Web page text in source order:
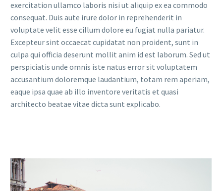
exercitation ullamco laboris nisi ut aliquip ex ea commodo
consequat. Duis aute irure dolor in reprehenderit in
voluptate velit esse cillum dolore eu fugiat nulla pariatur.
Excepteur sint occaecat cupidatat non proident, sunt in
culpa qui officia deserunt mollit anim id est laborum. Sed ut
perspiciatis unde omnis iste natus error sit voluptatem
accusantium doloremque laudantium, totam rem aperiam,
eaque ipsa quae ab illo inventore veritatis et quasi
architecto beatae vitae dicta sunt explicabo.